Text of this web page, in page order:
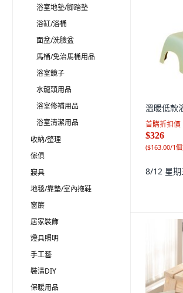
浴室地墊/腳踏墊
浴缸/浴桶
面盆/洗臉盆
馬桶/免治馬桶用品
浴室鏡子
水龍頭用品
浴室修補用品
浴室清潔用品
收納/整理
傢俱
寢具
地毯/靠墊/室內拖鞋
窗簾
居家裝飾
燈具照明
手工藝
裝潢DIY
保暖用品
溫暖低款
首購折扣價
$326
($163.00/1個
8/12 星期